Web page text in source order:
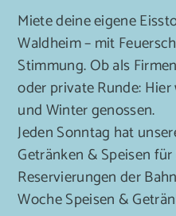
Miete deine eigene
Waldheim – mit
Stimmung. Ob als
oder private Runde:
und Winter genossen.
Jeden Sonntag hat
Getränken & Speisen
Reservierungen der
Woche Speisen &